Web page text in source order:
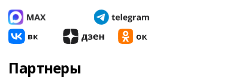
Партнеры